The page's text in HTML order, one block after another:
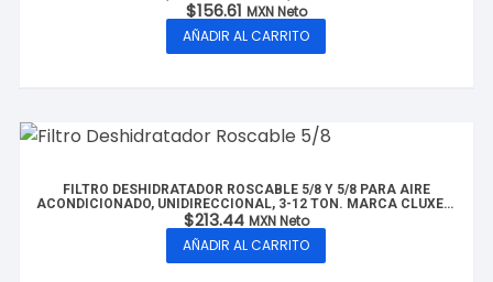
CLUXER, MODELO: CX-FDR1/4-1.5T
$156.61 MXN Neto
AÑADIR AL CARRITO
FILTRO DESHIDRATADOR ROSCABLE 5/8 Y 5/8 PARA AIRE
ACONDICIONADO, UNIDIRECCIONAL, 3-12 TON. MARCA CLUXER,
MODELO: CX-FDR5/8-12T
$213.44 MXN Neto
AÑADIR AL CARRITO